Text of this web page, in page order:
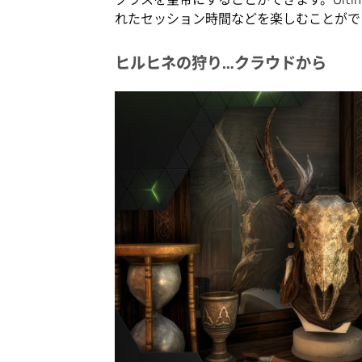
れたセッション時間などを楽しむことが
ヒルヒネの狩り…クラウドから